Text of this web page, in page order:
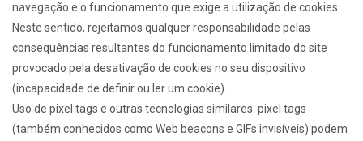
navegação e o funcionamento que exige a utilização de cookies.
Neste sentido, rejeitamos qualquer responsabilidade pelas
consequências resultantes do funcionamento limitado do site
provocado pela desativação de cookies no seu dispositivo
(incapacidade de definir ou ler um cookie).
Uso de pixel tags e outras tecnologias similares: pixel tags
(também conhecidos como Web beacons e GIFs invisíveis) podem